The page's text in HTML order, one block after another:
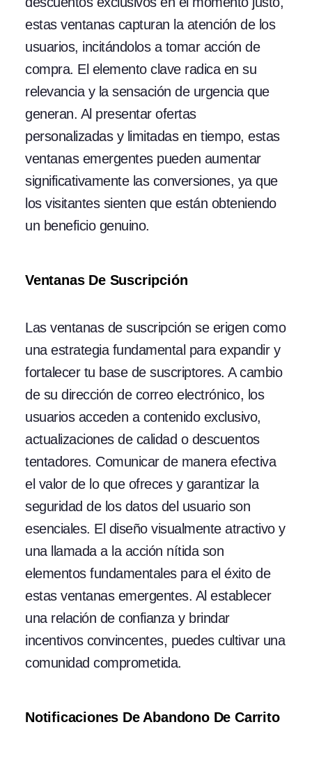
estas ventanas capturan la atención de los
usuarios, incitándolos a tomar acción de
compra. El elemento clave radica en su
relevancia y la sensación de urgencia que
generan. Al presentar ofertas
personalizadas y limitadas en tiempo, estas
ventanas emergentes pueden aumentar
significativamente las conversiones, ya que
los visitantes sienten que están obteniendo
un beneficio genuino.
Ventanas De Suscripción
Las ventanas de suscripción se erigen como
una estrategia fundamental para expandir y
fortalecer tu base de suscriptores. A cambio
de su dirección de correo electrónico, los
usuarios acceden a contenido exclusivo,
actualizaciones de calidad o descuentos
tentadores. Comunicar de manera efectiva
el valor de lo que ofreces y garantizar la
seguridad de los datos del usuario son
esenciales. El diseño visualmente atractivo y
una llamada a la acción nítida son
elementos fundamentales para el éxito de
estas ventanas emergentes. Al establecer
una relación de confianza y brindar
incentivos convincentes, puedes cultivar una
comunidad comprometida.
Notificaciones De Abandono De Carrito